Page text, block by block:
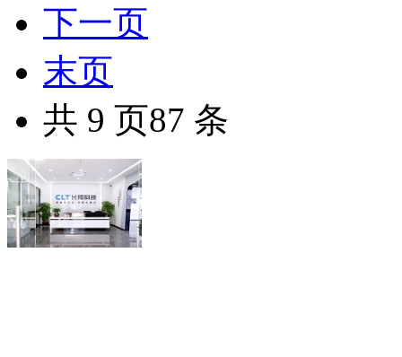
下一页
末页
共 9 页87 条